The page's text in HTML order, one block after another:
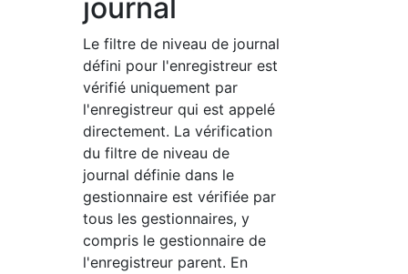
journal
Le filtre de niveau de journal
défini pour l'enregistreur est
vérifié uniquement par
l'enregistreur qui est appelé
directement. La vérification
du filtre de niveau de
journal définie dans le
gestionnaire est vérifiée par
tous les gestionnaires, y
compris le gestionnaire de
l'enregistreur parent. En